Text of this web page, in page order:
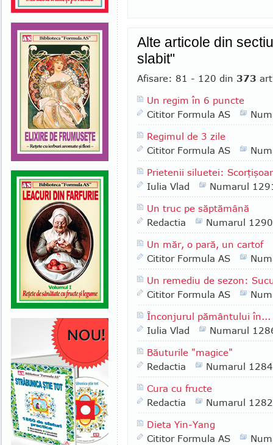
Alte articole din
slabit"
Afisare: 81 - 120 din 373
Un regim în 6 puncte
Cititor Formula AS
Regimul de 3 zile
Cititor Formula AS
Prietenii siluetei:
Iulia Vlad
Numarul
Un truc pe săptămână
Redactia
Numarul 1290
Un măr, o pară, un cartof
Cititor Formula AS
Un remediu de sezon:
Cititor Formula AS
Înconjurul pământului în...
Iulia Vlad
Numarul
Băuturile "magice"
Redactia
Numarul 1284
Cura cu fructe
Redactia
Numarul 1282
Dieta Yin-Yang
Cititor Formula AS